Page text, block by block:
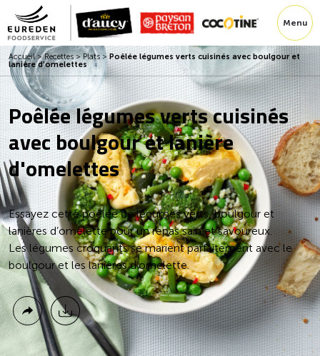
Menu
Accueil>Recettes>Plats>Poêlée légumes verts cuisinés avec boulgour et
lanière d’omelettes
Poêlée légumes verts cuisinés
avec boulgour et lanière
d'omelettes
Essayez cette poêlée de légumes verts, boulgour et
lanières d’omelette pour un repas sain et savoureux.
Les légumes croquants se marient parfaitement avec le
boulgour et les lanières d’omelette.